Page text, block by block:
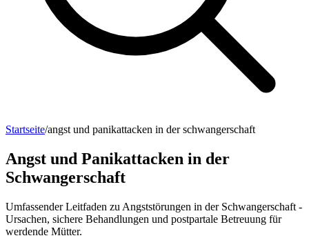
Startseite/angst und panikattacken in der schwangerschaft
Angst und Panikattacken in der
Schwangerschaft
Umfassender Leitfaden zu Angststörungen in der Schwangerschaft -
Ursachen, sichere Behandlungen und postpartale Betreuung für
werdende Mütter.